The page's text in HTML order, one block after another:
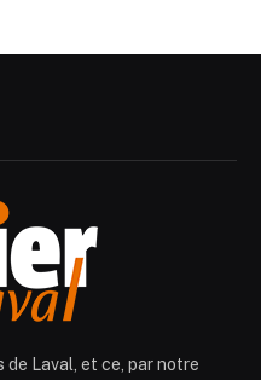
de Laval, et ce, par notre